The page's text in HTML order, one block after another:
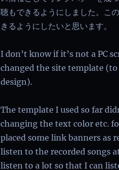
聴もできるようにしました。こ
きるようにしたいと思います。
I don’t know if it’s not a PC
changed the site template
design).
The template I used so far
changing the text color etc.
placed some link banners as
listen to the recorded songs
listen to a lot so that I can